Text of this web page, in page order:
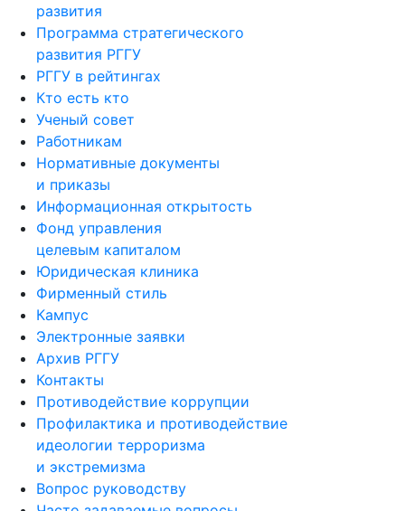
развития
Программа стратегического
развития РГГУ
РГГУ в рейтингах
Кто есть кто
Ученый совет
Работникам
Нормативные документы
и приказы
Информационная открытость
Фонд управления
целевым капиталом
Юридическая клиника
Фирменный стиль
Кампус
Электронные заявки
Архив РГГУ
Контакты
Противодействие коррупции
Профилактика и противодействие
идеологии терроризма
и экстремизма
Вопрос руководству